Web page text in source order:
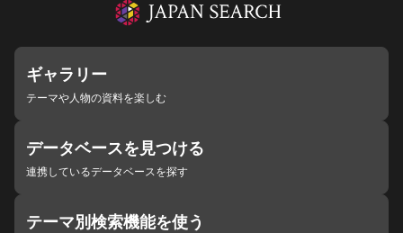
ギャラリー
テーマや人物の資料を楽しむ
データベースを見つける
連携しているデータベースを探す
テーマ別検索機能を使う